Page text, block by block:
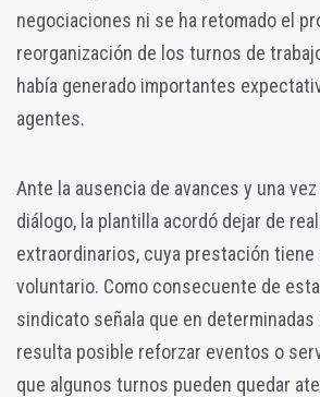
negociaciones ni se ha retomado el
reorganización de los turnos de
había generado importantes
agentes.
Ante la ausencia de avances y una
diálogo, la plantilla acordó dejar de
extraordinarios, cuya prestación tiene
voluntario. Como consecuente de
sindicato señala que en
resulta posible reforzar eventos o
que algunos turnos pueden quedar